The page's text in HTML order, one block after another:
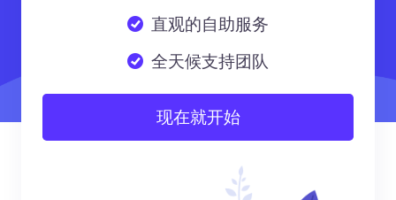
直观的自助服务
全天候支持团队
现在就开始